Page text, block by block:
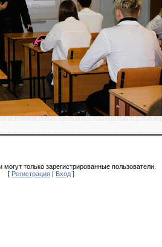
только зарегистрированные пользователи.
[ Регистрация | Вход ]